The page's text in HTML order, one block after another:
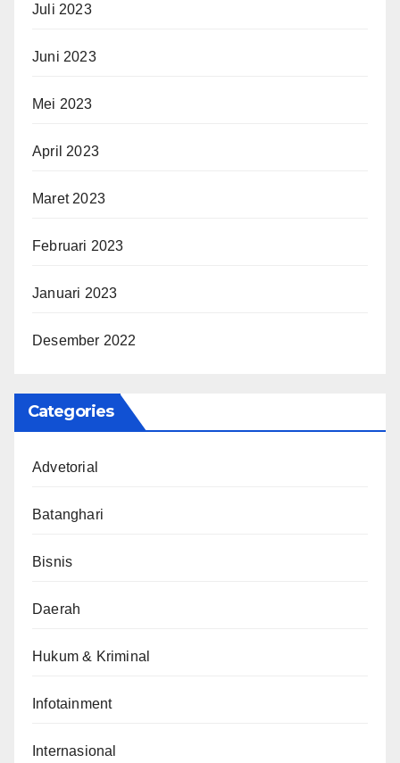
Juli 2023
Juni 2023
Mei 2023
April 2023
Maret 2023
Februari 2023
Januari 2023
Desember 2022
Categories
Advetorial
Batanghari
Bisnis
Daerah
Hukum & Kriminal
Infotainment
Internasional